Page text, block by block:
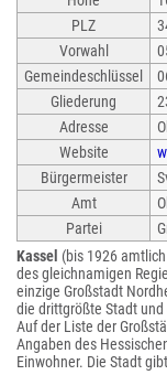
PLZ
Vorwahl
Gemeindeschlüssel
Gliederung
Adresse
Website
Bürgermeister
Amt
Partei
Kassel (bis 1926 amtlich
des gleichnamigen
einzige Großstadt
die drittgrößte Stadt und
Auf der Liste der
Angaben des
Einwohner. Die Stadt